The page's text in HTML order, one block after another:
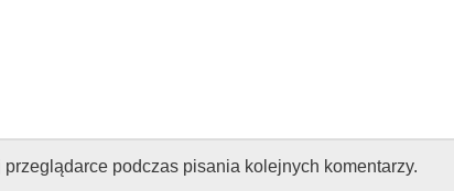
podczas pisania kolejnych komentarzy.